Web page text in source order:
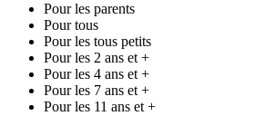
Pour les parents
Pour tous
Pour les tous petits
Pour les 2 ans et +
Pour les 4 ans et +
Pour les 7 ans et +
Pour les 11 ans et +